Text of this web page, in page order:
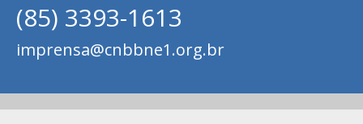
(85) 3393-1613
imprensa@cnbbne1.org.br